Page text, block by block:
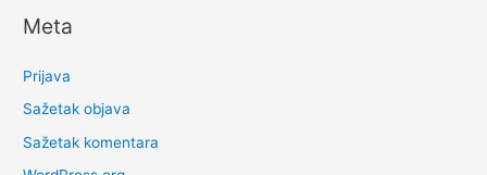
Meta
Prijava
Sažetak objava
Sažetak komentara